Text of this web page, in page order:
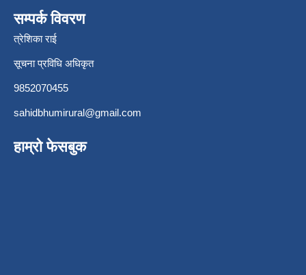
सम्पर्क विवरण
त्रेशिका राई
सूचना प्रविधि अधिकृत
9852070455
sahidbhumirural@gmail.com
हाम्रो फेसबुक